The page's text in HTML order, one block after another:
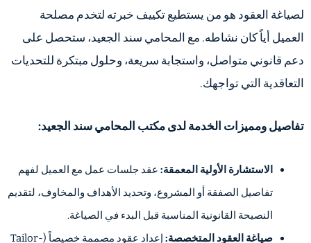
لصياغة العقود هو من يستطيع تكييف خبرته لتخدم مصلحة
العميل أياً كان نشاطه. مع المحامي سند الجعيد، ستحصل على
دعم قانوني متواصل، واستجابة سريعة، وحلول مبتكرة للتحديات
التعاقدية التي تواجهك.
تفاصيل ومميزات الخدمة لدى مكتب المحامي سند الجعيد:
الاستشارة الأولية المعمقة: عقد جلسات عمل مع العميل لفهم
تفاصيل الصفقة أو المشروع، وتحديد الأهداف والمخاوف، لتقديم
النصيحة القانونية المناسبة قبل البدء في الصياغة.
صياغة العقود المتخصصة:
إعداد عقود مصممة خصيصاً (Tailor-